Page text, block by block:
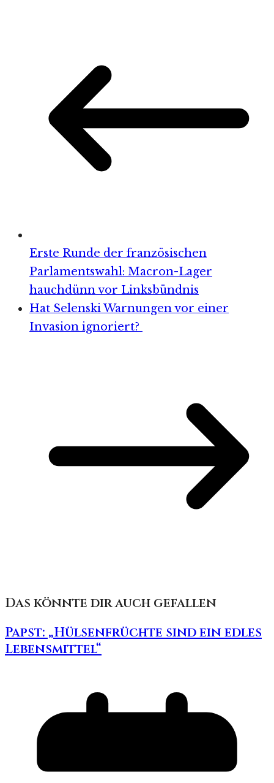
Erste Runde der französischen
Parlamentswahl: Macron-Lager
hauchdünn vor Linksbündnis
Hat Selenski Warnungen vor einer
Invasion ignoriert?
Das könnte dir auch gefallen
Papst: „Hülsenfrüchte sind ein edles
Lebensmittel“